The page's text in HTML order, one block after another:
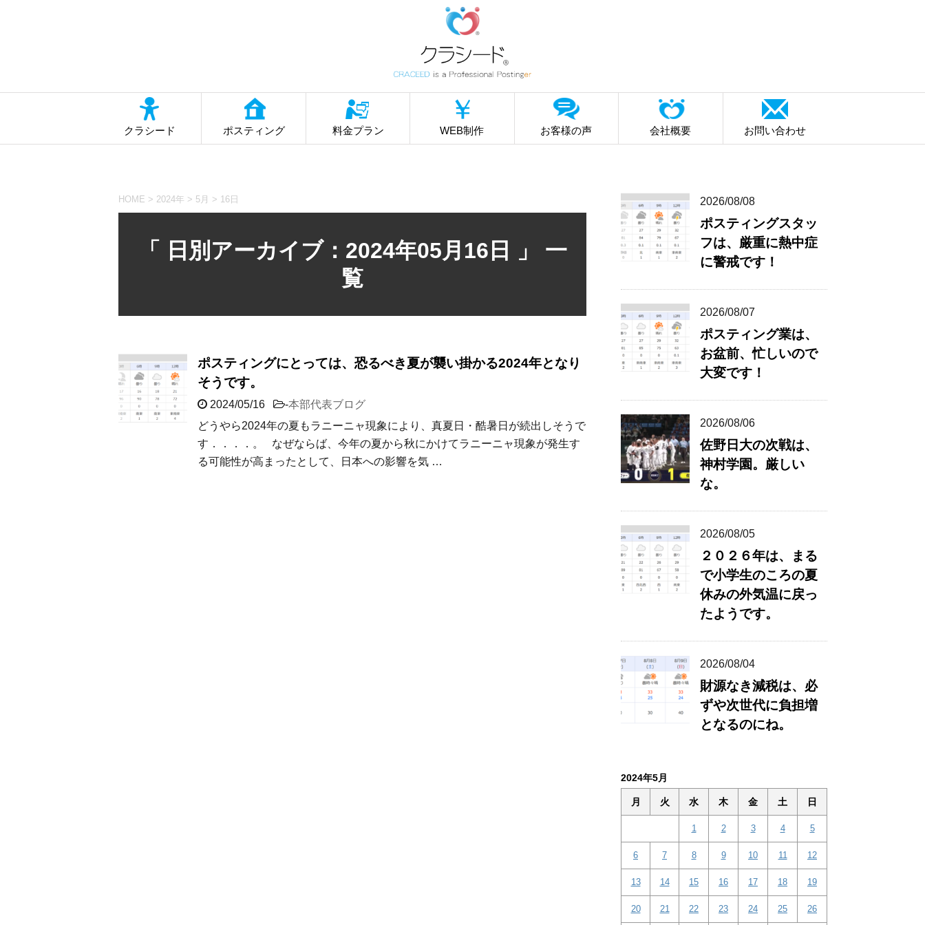
クラシード ポスティング 料金プラン WEB制作 お客様の声 会社概要 お問い合わせ
HOME > 2024年 > 5月 > 16日
「 日別アーカイブ：2024年05月16日 」 一
覧
ポスティングにとっては、恐るべき夏が襲い掛かる2024年となり
そうです。
2024/05/16 -本部代表ブログ
どうやら2024年の夏もラニーニャ現象により、真夏日・酷暑日が続出しそうで
す．．．．。 なぜならば、今年の夏から秋にかけてラニーニャ現象が発生す
る可能性が高まったとして、日本への影響を気 …
2026/08/08
ポスティングスタッ
フは、厳重に熱中症
に警戒です！
2026/08/07
ポスティング業は、
お盆前、忙しいので
大変です！
2026/08/06
佐野日大の次戦は、
神村学園。厳しい
な。
2026/08/05
２０２６年は、まる
で小学生のころの夏
休みの外気温に戻っ
たようです。
2026/08/04
財源なき減税は、必
ずや次世代に負担増
となるのにね。
2024年5月
月 火 水 木 金 土 日
1 2 3 4 5
6 7 8 9 10 11 12
13 14 15 16 17 18 19
20 21 22 23 24 25 26